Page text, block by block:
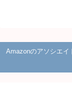
Amazonのアソシエイ